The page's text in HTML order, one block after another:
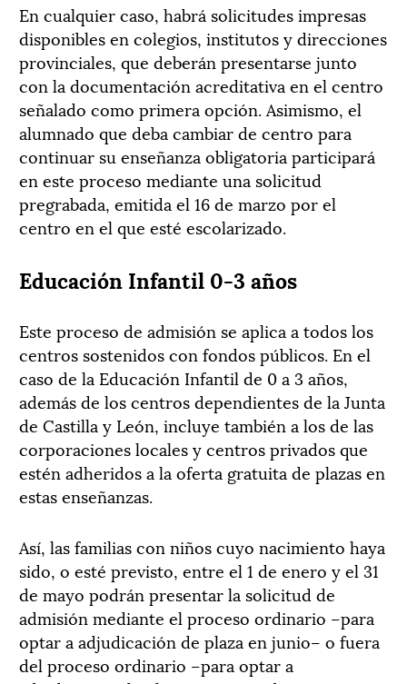
En cualquier caso, habrá solicitudes impresas
disponibles en colegios, institutos y direcciones
provinciales, que deberán presentarse junto
con la documentación acreditativa en el centro
señalado como primera opción. Asimismo, el
alumnado que deba cambiar de centro para
continuar su enseñanza obligatoria participará
en este proceso mediante una solicitud
pregrabada, emitida el 16 de marzo por el
centro en el que esté escolarizado.
Educación Infantil 0-3 años
Este proceso de admisión se aplica a todos los
centros sostenidos con fondos públicos. En el
caso de la Educación Infantil de 0 a 3 años,
además de los centros dependientes de la Junta
de Castilla y León, incluye también a los de las
corporaciones locales y centros privados que
estén adheridos a la oferta gratuita de plazas en
estas enseñanzas.
Así, las familias con niños cuyo nacimiento haya
sido, o esté previsto, entre el 1 de enero y el 31
de mayo podrán presentar la solicitud de
admisión mediante el proceso ordinario –para
optar a adjudicación de plaza en junio– o fuera
del proceso ordinario –para optar a